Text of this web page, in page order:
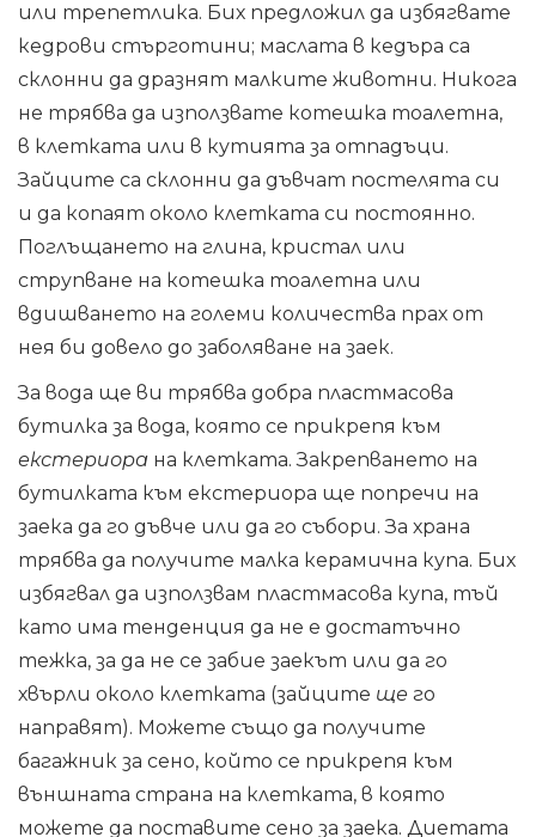
или трепетлика. Бих предложил да избягвате
кедрови стърготини; маслата в кедъра са
склонни да дразнят малките животни. Никога
не трябва да използвате котешка тоалетна,
в клетката или в кутията за отпадъци.
Зайците са склонни да дъвчат постелята си
и да копаят около клетката си постоянно.
Поглъщането на глина, кристал или
струпване на котешка тоалетна или
вдишването на големи количества прах от
нея би довело до заболяване на заек.
За вода ще ви трябва добра пластмасова
бутилка за вода, която се прикрепя към
екстериора на клетката. Закрепването на
бутилката към екстериора ще попречи на
заека да го дъвче или да го събори. За храна
трябва да получите малка керамична купа. Бих
избягвал да използвам пластмасова купа, тъй
като има тенденция да не е достатъчно
тежка, за да не се забие заекът или да го
хвърли около клетката (зайците ще го
направят). Можете също да получите
багажник за сено, който се прикрепя към
външната страна на клетката, в която
можете да поставите сено за заека. Диетата